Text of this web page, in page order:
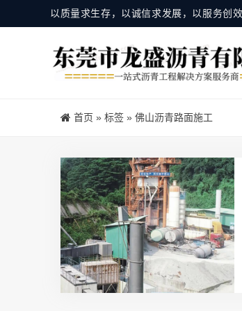
以质量求生存，以诚信求发展，以服务创效
首页 » 标签 » 佛山沥青路面施工